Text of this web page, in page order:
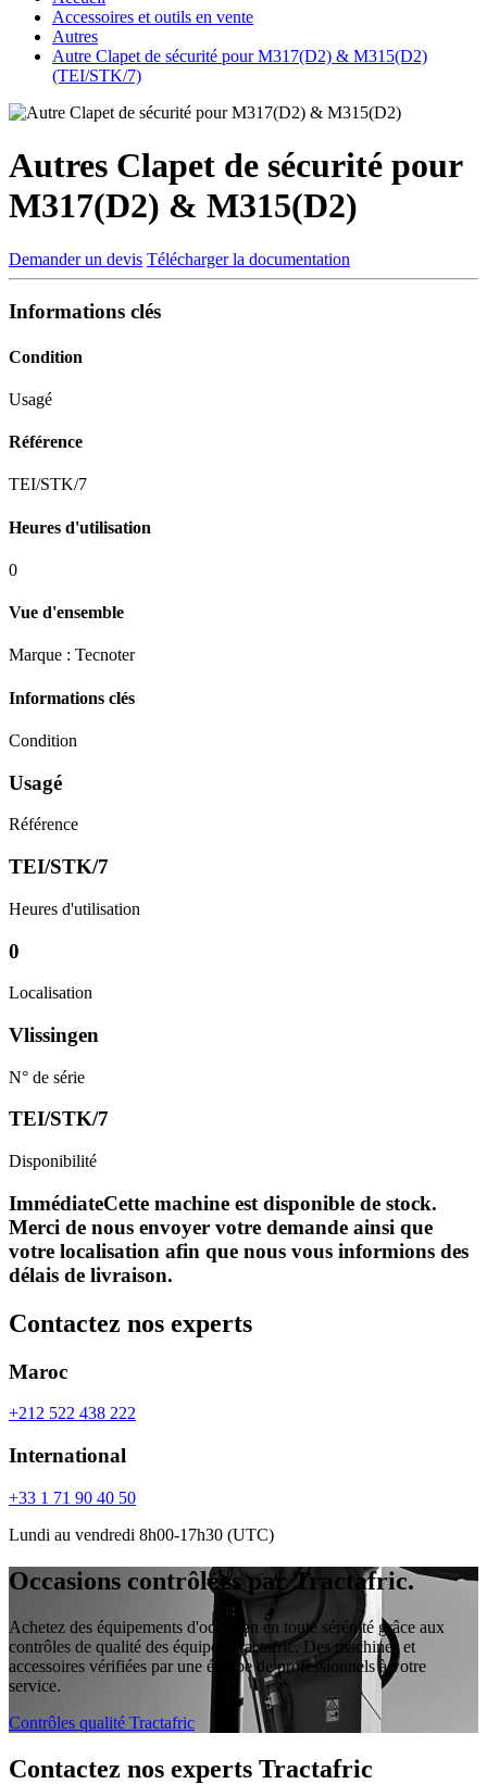
Accessoires et outils en vente
Autres
Autre Clapet de sécurité pour M317(D2) & M315(D2)
(TEI/STK/7)
Autres Clapet de sécurité pour
M317(D2) & M315(D2)
Demander un devis Télécharger la documentation
Informations clés
Condition
Usagé
Référence
TEI/STK/7
Heures d'utilisation
0
Vue d'ensemble
Marque : Tecnoter
Informations clés
Condition
Usagé
Référence
TEI/STK/7
Heures d'utilisation
0
Localisation
Vlissingen
N° de série
TEI/STK/7
Disponibilité
ImmédiateCette machine est disponible de stock.
Merci de nous envoyer votre demande ainsi que
votre localisation afin que nous vous informions des
délais de livraison.
Contactez nos experts
Maroc
+212 522 438 222
International
+33 1 71 90 40 50
Lundi au vendredi 8h00-17h30 (UTC)
Occasions contrôlées par Tractafric.
Achetez des équipements d'occasion en toute sérénité grâce aux
contrôles de qualité des équipes Tractafric. Des machines et
accessoires vérifiées par une équipe de professionnels à votre
service.
Contrôles qualité Tractafric
Contactez nos experts Tractafric